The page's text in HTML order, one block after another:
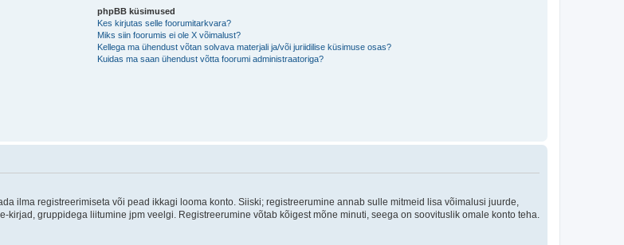
phpBB küsimused
Kes kirjutas selle foorumitarkvara?
Miks siin foorumis ei ole X võimalust?
Kellega ma ühendust võtan solvava materjali ja/või juriidilise küsimuse osas?
Kuidas ma saan ühendust võtta foorumi administraatoriga?
ilma registreerimiseta või pead ikkagi looma konto. Siiski; registreerumine annab sulle mitmeid lisa võimalusi juurde,
gruppidega liitumine jpm veelgi. Registreerumine võtab kõigest mõne minuti, seega on soovituslik omale konto teha.